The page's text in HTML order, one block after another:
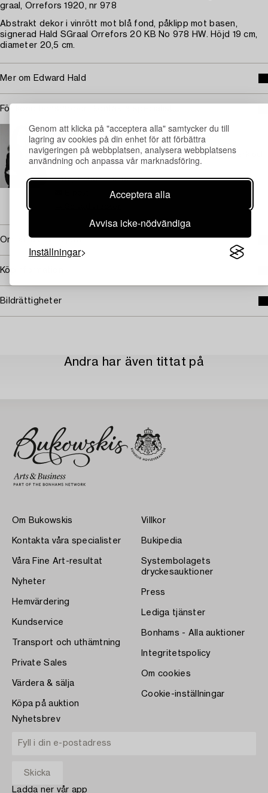
Genom att klicka på "acceptera alla" samtycker du till
lagring av cookies på din enhet för att förbättra
navigeringen på webbplatsen, analysera webbplatsens
användning och anpassa vår marknadsföring.
Acceptera alla
Avvisa icke-nödvändiga
Inställningar
graal, Orrefors 1920, nr 978
Abstrakt dekor i vinrött mot blå fond, påklipp mot basen,
signerad Hald SGraal Orrefors 20 KB No 978 HW. Höjd 19 cm,
diameter 20,5 cm.
Mer om Edward Hald
För konditionsrapport kontakta specialist
STOCKHOLM
Eva Seeman
Chefsspecialist, modernt och samtida konsthantverk och
design
+46 (0)708 92 19 69
Omfattas av följerätt
Köpinformation
Bildrättigheter
Andra har även tittat på
Om Bukowskis
Kontakta våra specialister
Våra Fine Art-resultat
Nyheter
Hemvärdering
Kundservice
Transport och uthämtning
Private Sales
Värdera & sälja
Köpa på auktion
Villkor
Bukipedia
Systembolagets
dryckesauktioner
Press
Lediga tjänster
Bonhams - Alla auktioner
Integritetspolicy
Om cookies
Cookie-inställningar
Nyhetsbrev
Ladda ner vår app